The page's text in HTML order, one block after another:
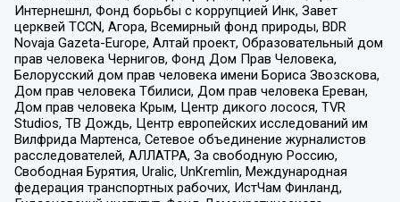
Интернешнл, Фонд борьбы с коррупцией Инк, Завет
церквей TCCN, Агора, Всемирный фонд природы, BDR
Novaja Gazeta-Europe, Алтай проект, Образовательный дом
прав человека Чернигов, Фонд Дом Прав Человека,
Белорусский дом прав человека имени Бориса Звозскова,
Дом прав человека Тбилиси, Дом прав человека Ереван,
Дом прав человека Крым, Центр дикого лосося, TVR
Studios, ТВ Дождь, Центр европейских исследований им
Вилфрида Мартенса, Сетевое объединение журналистов
расследователей, АЛЛАТРА, За свободную Россию,
Свободная Бурятия, Uralic, UnKremlin, Международная
федерация транспортных рабочих, ИстЧам Финланд,